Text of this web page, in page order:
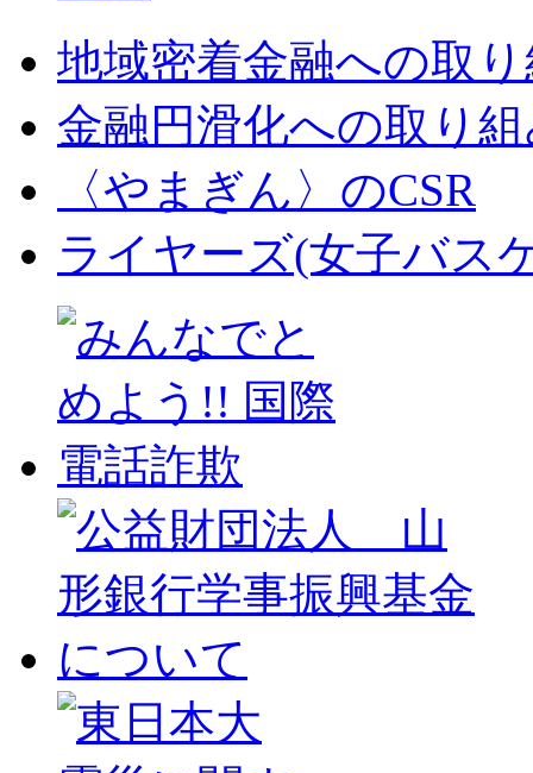
地域密着金融への取
金融円滑化への取り
〈やまぎん〉のCSR
ライヤーズ(女子バス